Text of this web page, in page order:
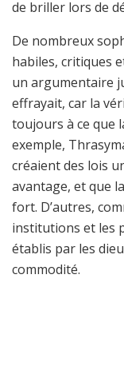
de briller lors de
De nombreux
habiles, critiques
un argumentaire
effrayait, car la
toujours à ce que
exemple,
créaient des lois
avantage, et que
fort. D’autres,
institutions et les
établis par les
commodité.